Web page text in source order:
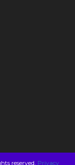
reserved. Privacy